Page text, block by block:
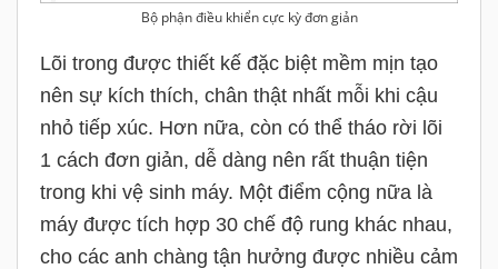
Bộ phận điều khiển cực kỳ đơn giản
Lõi trong được thiết kế đặc biệt mềm mịn tạo
nên sự kích thích, chân thật nhất mỗi khi cậu
nhỏ tiếp xúc. Hơn nữa, còn có thể tháo rời lõi
1 cách đơn giản, dễ dàng nên rất thuận tiện
trong khi vệ sinh máy. Một điểm cộng nữa là
máy được tích hợp 30 chế độ rung khác nhau,
cho các anh chàng tận hưởng được nhiều cảm